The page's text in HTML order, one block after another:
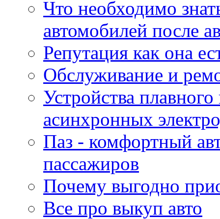
Что необходимо
автомобилей после
Репутация как она
Обслуживание и
Устройства
асинхронных
Паз - комфортный
пассажиров
Почему выгодно
Все про выкуп авто